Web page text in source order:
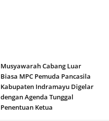
Musyawarah Cabang Luar
Biasa MPC Pemuda Pancasila
Kabupaten Indramayu Digelar
dengan Agenda Tunggal
Penentuan Ketua